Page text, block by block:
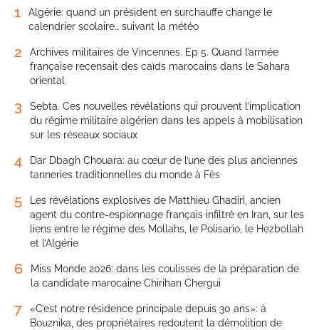
1
Algérie: quand un président en surchauffe change le
calendrier scolaire… suivant la météo
2
Archives militaires de Vincennes. Ep 5. Quand l’armée
française recensait des caïds marocains dans le Sahara
oriental
3
Sebta. Ces nouvelles révélations qui prouvent l’implication
du régime militaire algérien dans les appels à mobilisation
sur les réseaux sociaux
4
Dar Dbagh Chouara: au cœur de l’une des plus anciennes
tanneries traditionnelles du monde à Fès
5
Les révélations explosives de Matthieu Ghadiri, ancien
agent du contre-espionnage français infiltré en Iran, sur les
liens entre le régime des Mollahs, le Polisario, le Hezbollah
et l’Algérie
6
Miss Monde 2026: dans les coulisses de la préparation de
la candidate marocaine Chirihan Chergui
7
«C’est notre résidence principale depuis 30 ans»: à
Bouznika, des propriétaires redoutent la démolition de